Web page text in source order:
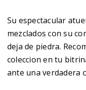
Su espectacular
mezclados con su
deja de piedra.
coleccion en tu
ante una verdadera